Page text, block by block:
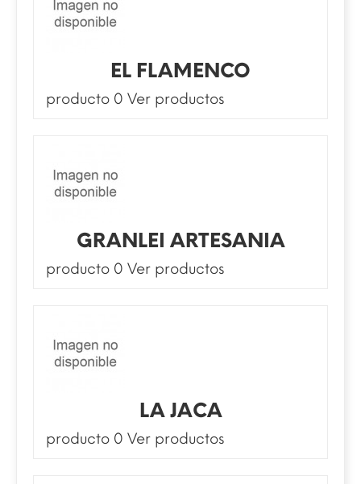
EL FLAMENCO
producto 0 Ver productos
GRANLEI ARTESANIA
producto 0 Ver productos
LA JACA
producto 0 Ver productos